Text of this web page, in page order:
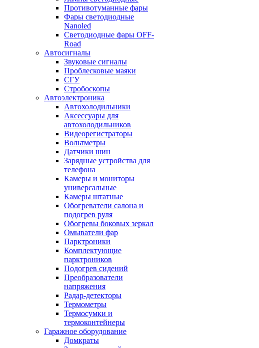
Противотуманные фары
Фары светодиодные
Nanoled
Светодиодные фары OFF-
Road
Автосигналы
Звуковые сигналы
Проблесковые маяки
СГУ
Стробоскопы
Автоэлектроника
Автохолодильники
Аксессуары для
автохолодильников
Видеорегистраторы
Вольтметры
Датчики шин
Зарядные устройства для
телефона
Камеры и мониторы
универсальные
Камеры штатные
Обогреватели салона и
подогрев руля
Обогревы боковых зеркал
Омыватели фар
Парктроники
Комплектующие
парктроников
Подогрев сидений
Преобразователи
напряжения
Радар-детекторы
Термометры
Термосумки и
термоконтейнеры
Гаражное оборудование
Домкраты